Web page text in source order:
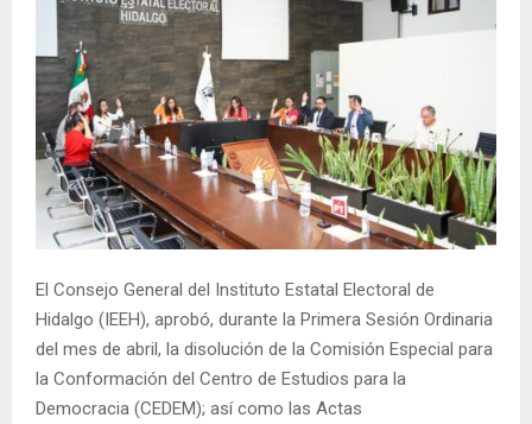
El Consejo General del Instituto Estatal Electoral de
Hidalgo (IEEH), aprobó, durante la Primera Sesión Ordinaria
del mes de abril, la disolución de la Comisión Especial para
la Conformación del Centro de Estudios para la
Democracia (CEDEM); así como las Actas